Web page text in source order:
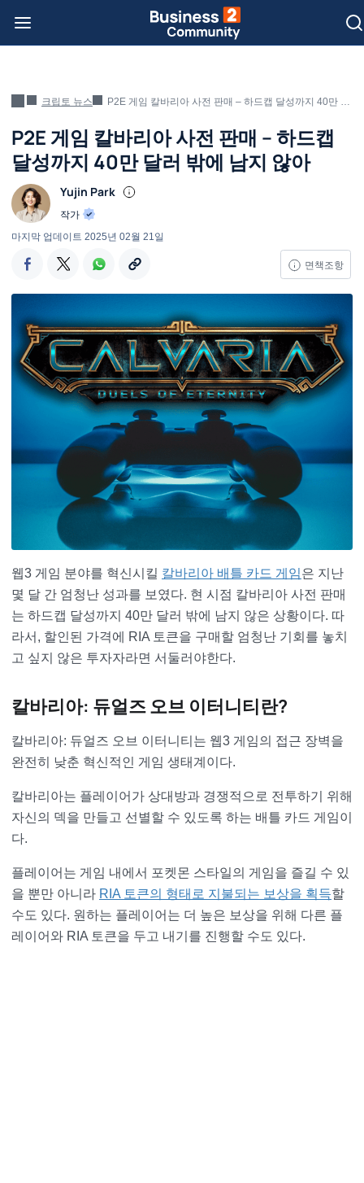
크립토 뉴스 P2E 게임 칼바리아 사전 판매 – 하드캡 달성까지 40만 달러 밖에 남지 않아
P2E 게임 칼바리아 사전 판매 – 하드캡
달성까지 40만 달러 밖에 남지 않아
Yujin Park
작가
면책조항
마지막 업데이트 2025년 02월 21일
웹3 게임 분야를 혁신시킬 칼바리아 배틀 카드 게임은 지난
몇 달 간 엄청난 성과를 보였다. 현 시점 칼바리아 사전 판매
는 하드캡 달성까지 40만 달러 밖에 남지 않은 상황이다. 따
라서, 할인된 가격에 RIA 토큰을 구매할 엄청난 기회를 놓치
고 싶지 않은 투자자라면 서둘러야한다.
칼바리아: 듀얼즈 오브 이터니티란?
칼바리아: 듀얼즈 오브 이터니티는 웹3 게임의 접근 장벽을
완전히 낮춘 혁신적인 게임 생태계이다.
칼바리아는 플레이어가 상대방과 경쟁적으로 전투하기 위해
자신의 덱을 만들고 선별할 수 있도록 하는 배틀 카드 게임이
다.
플레이어는 게임 내에서 포켓몬 스타일의 게임을 즐길 수 있
을 뿐만 아니라 RIA 토큰의 형태로 지불되는 보상을 획득할
수도 있다. 원하는 플레이어는 더 높은 보상을 위해 다른 플
레이어와 RIA 토큰을 두고 내기를 진행할 수도 있다.